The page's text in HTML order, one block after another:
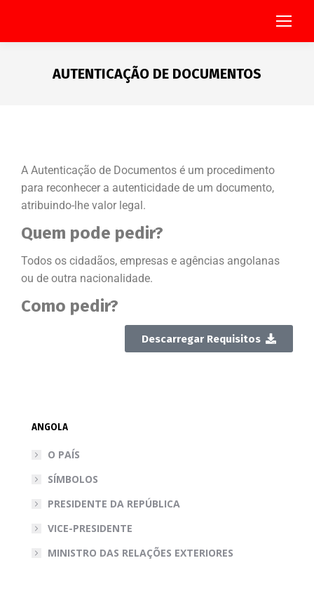
AUTENTICAÇÃO DE DOCUMENTOS
A Autenticação de Documentos é um procedimento
para reconhecer a autenticidade de um documento,
atribuindo-lhe valor legal.
Quem pode pedir?
Todos os cidadãos, empresas e agências angolanas
ou de outra nacionalidade.
Como pedir?
Descarregar Requisitos
ANGOLA
O PAÍS
SÍMBOLOS
PRESIDENTE DA REPÚBLICA
VICE-PRESIDENTE
MINISTRO DAS RELAÇÕES EXTERIORES